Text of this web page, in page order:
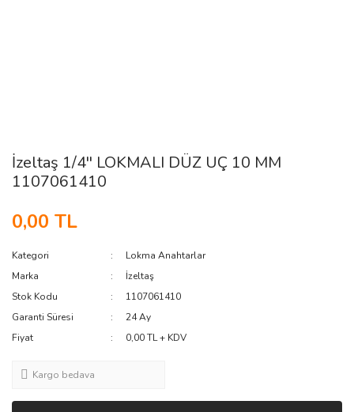
İzeltaş 1/4'' LOKMALI DÜZ UÇ 10 MM
1107061410
0,00 TL
Kategori
Lokma Anahtarlar
Marka
İzeltaş
Stok Kodu
1107061410
Garanti Süresi
24 Ay
Fiyat
0,00 TL + KDV
Kargo bedava